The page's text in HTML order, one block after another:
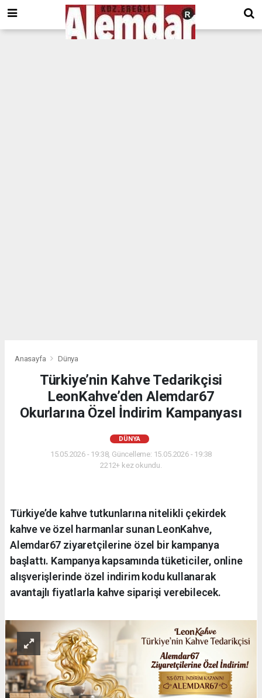
google.com, pub-8201930440372555, DIRECT, f08c47fec0942fa0
Anasayfa Dünya
Türkiye’nin Kahve Tedarikçisi
LeonKahve’den Alemdar67
Okurlarına Özel İndirim Kampanyası
DÜNYA
15.05.2026 - 19:38, Güncelleme: 15.05.2026 - 19:38
2212+ kez okundu.
Türkiye’de kahve tutkunlarına nitelikli çekirdek
kahve ve özel harmanlar sunan LeonKahve,
Alemdar67 ziyaretçilerine özel bir kampanya
başlattı. Kampanya kapsamında tüketiciler, online
alışverişlerinde özel indirim kodu kullanarak
avantajlı fiyatlarla kahve siparişi verebilecek.